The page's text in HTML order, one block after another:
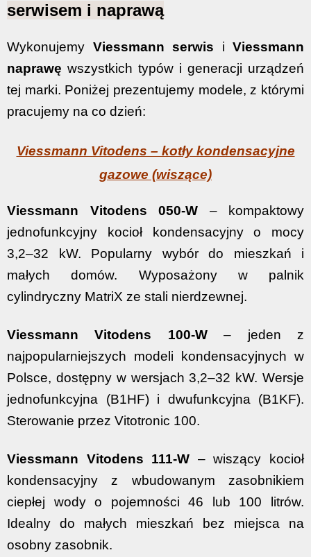
serwisem i naprawą
Wykonujemy Viessmann serwis i Viessmann
naprawę wszystkich typów i generacji urządzeń
tej marki. Poniżej prezentujemy modele, z którymi
pracujemy na co dzień:
Viessmann Vitodens – kotły kondensacyjne
gazowe (wiszące)
Viessmann Vitodens 050-W – kompaktowy
jednofunkcyjny kocioł kondensacyjny o mocy
3,2–32 kW. Popularny wybór do mieszkań i
małych domów. Wyposażony w palnik
cylindryczny MatriX ze stali nierdzewnej.
Viessmann Vitodens 100-W– jeden z
najpopularniejszych modeli kondensacyjnych w
Polsce, dostępny w wersjach 3,2–32 kW. Wersje
jednofunkcyjna (B1HF) i dwufunkcyjna (B1KF).
Sterowanie przez Vitotronic 100.
Viessmann Vitodens 111-W – wiszący kocioł
kondensacyjny z wbudowanym zasobnikiem
ciepłej wody o pojemności 46 lub 100 litrów.
Idealny do małych mieszkań bez miejsca na
osobny zasobnik.